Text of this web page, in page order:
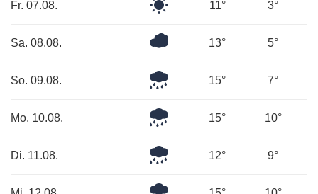
Fr. 07.08. 11° 3°
Sa. 08.08.
Überwiegend
13° 5°
So. 09.08. 15° 7°
Mo. 10.08.
Mäßiger15° 10°
Di. 11.08. 12° 9°